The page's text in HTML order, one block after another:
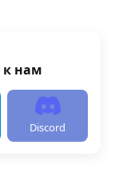
к нам
Discord